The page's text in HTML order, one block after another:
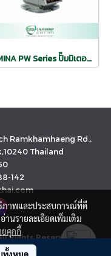
TACMINA PW Series ปั๊มมิเตอริ่ง ปั๊มฟีดคลอรีน
Ramkhamhaeng Rd.,
Thailand
142
Rights Reserved.
Policy)
ภาพและประสบการณ์ที่ดี
านรายละเอียดเพิ่มเติม
คุกกี้